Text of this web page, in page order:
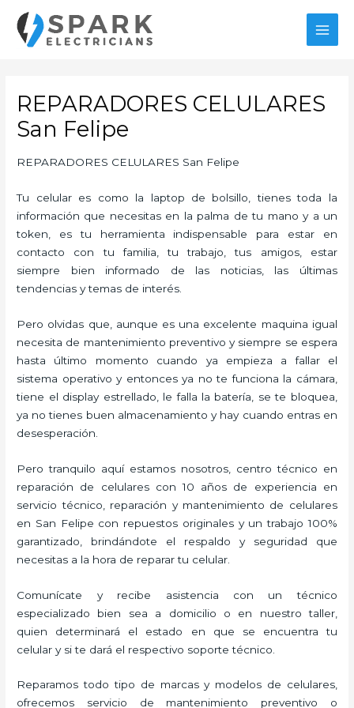
contenido
REPARADORES CELULARES
San Felipe
REPARADORES CELULARES San Felipe
Tu celular es como la laptop de bolsillo, tienes toda la
información que necesitas en la palma de tu mano y a un
token, es tu herramienta indispensable para estar en
contacto con tu familia, tu trabajo, tus amigos, estar
siempre bien informado de las noticias, las últimas
tendencias y temas de interés.
Pero olvidas que, aunque es una excelente maquina igual
necesita de mantenimiento preventivo y siempre se espera
hasta último momento cuando ya empieza a fallar el
sistema operativo y entonces ya no te funciona la cámara,
tiene el display estrellado, le falla la batería, se te bloquea,
ya no tienes buen almacenamiento y hay cuando entras en
desesperación.
Pero tranquilo aquí estamos nosotros, centro técnico en
reparación de celulares con 10 años de experiencia en
servicio técnico, reparación y mantenimiento de celulares
en San Felipe con repuestos originales y un trabajo 100%
garantizado, brindándote el respaldo y seguridad que
necesitas a la hora de reparar tu celular.
Comunícate y recibe asistencia con un técnico
especializado bien sea a domicilio o en nuestro taller,
quien determinará el estado en que se encuentra tu
celular y si te dará el respectivo soporte técnico.
Reparamos todo tipo de marcas y modelos de celulares,
ofrecemos servicio de mantenimiento preventivo o